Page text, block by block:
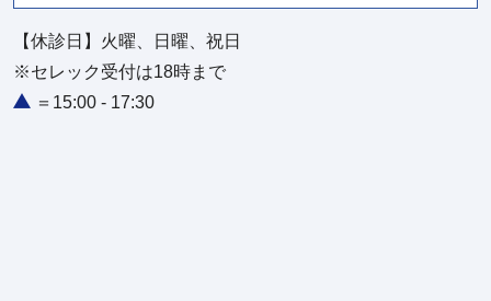
【休診日】火曜、日曜、祝日
※セレック受付は18時まで
＝15:00 - 17:30